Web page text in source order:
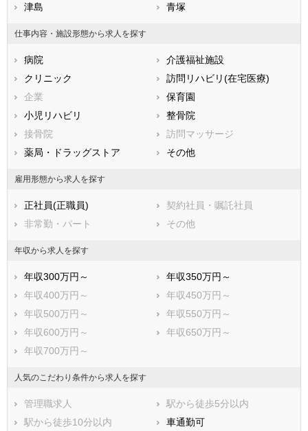
静岡県
鳥取県
岡山県
広島県
徳島県
香川県
福岡県
熊本県
宮崎県
鹿児島県
津島 青塚
仕事内容・施設形態から求人を探す
病院
介護福祉施設
クリニック
訪問リハビリ(在宅医療)
企業
保育園
小児リハビリ
整骨院
接骨院
訪問マッサージ
薬局・ドラッグストア
その他
雇用形態から求人を探す
正社員(正職員)
契約社員・嘱託社員
非常勤・パート
その他
年収から求人を探す
年収300万円～
年収350万円～
年収400万円～
年収450万円～
年収500万円～
年収550万円～
年収600万円～
年収650万円～
年収700万円～
人気のこだわり条件から求人を探す
管理職求人
駅から徒歩5分以内
駅から徒歩10分以内
車通勤可